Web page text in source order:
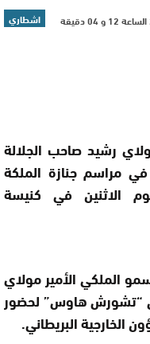
اشطاري
رشيد صاحب الجلالة
مراسم جنازة الملكة
الاثنين في كنيسة
الملكي الأمير مولاي
“تشورش هاوس” لحضور
الخارجية البريطاني.